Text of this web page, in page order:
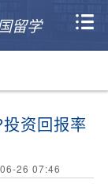
留学
资回报率
26 07:46